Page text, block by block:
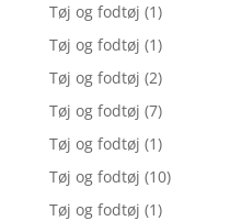
Tøj og fodtøj (1)
Tøj og fodtøj (1)
Tøj og fodtøj (2)
Tøj og fodtøj (7)
Tøj og fodtøj (1)
Tøj og fodtøj (10)
Tøj og fodtøj (1)